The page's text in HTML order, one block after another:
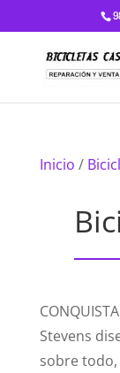
Inicio /
Stevens
sobre